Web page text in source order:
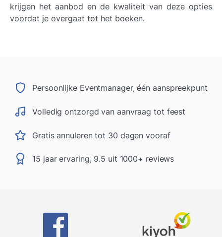
krijgen het aanbod en de kwaliteit van deze opties
voordat je overgaat tot het boeken.
Persoonlijke Eventmanager, één aanspreekpunt
Volledig ontzorgd van aanvraag tot feest
Gratis annuleren tot 30 dagen vooraf
15 jaar ervaring, 9.5 uit 1000+ reviews